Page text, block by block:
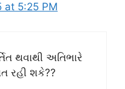
at 5:25 PM
થવાથી અતિભારે
રહી શકે??